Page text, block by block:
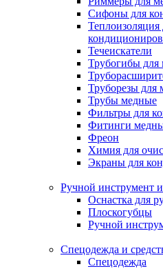
Сифоны для
Теплоизоляция
Течеискатели
Трубогибы для
Труборезы для
Трубы медные
Фильтры для
Фитинги
Фреон
Химия для
Экраны для
Ручной инструмент и
Оснастка для
Плоскогубцы
Ручной
Спецодежда и
Спецодежда